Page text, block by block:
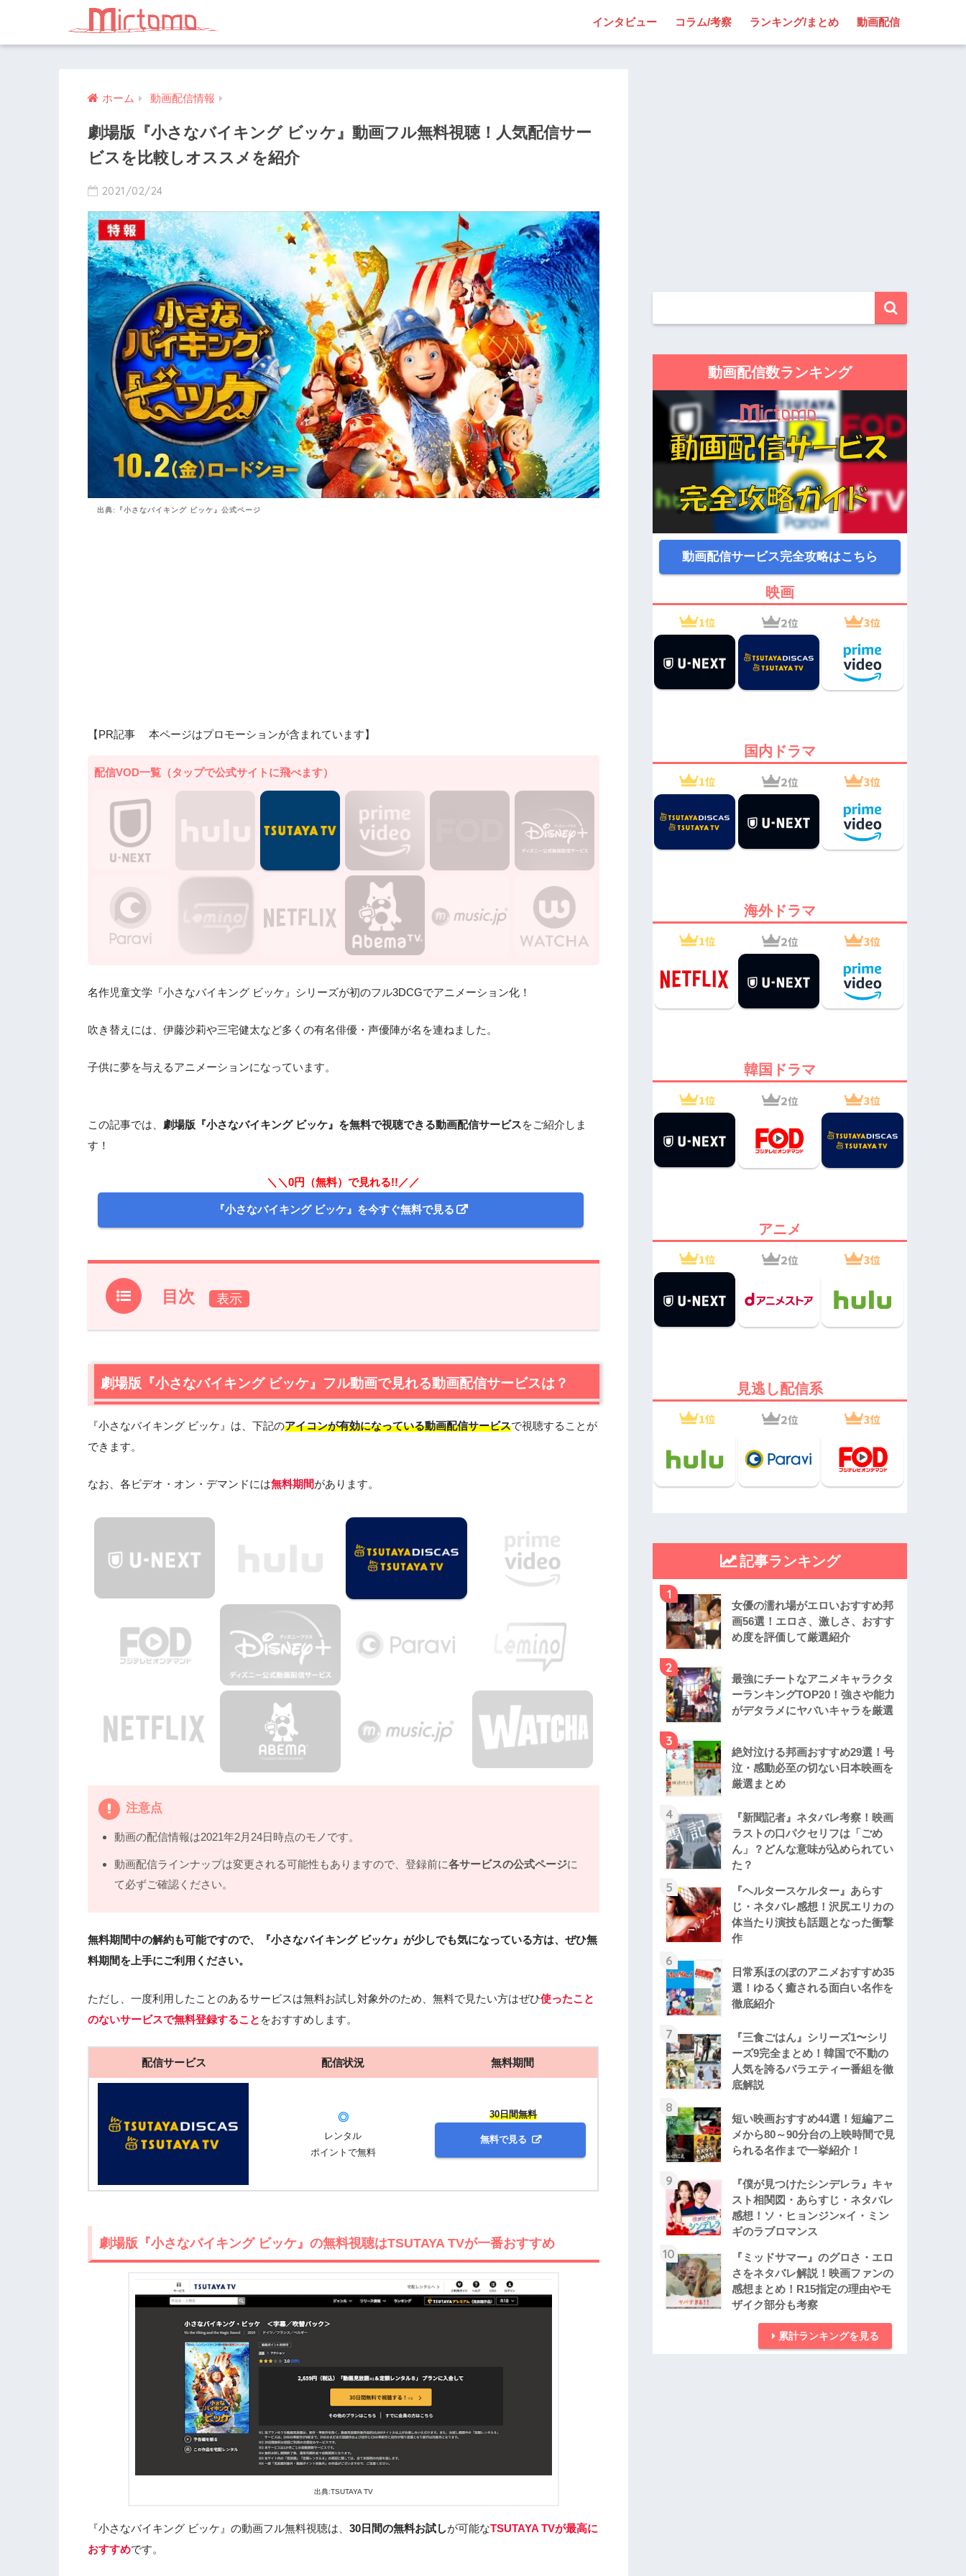
インタビュー コラム/考察 ランキング/まとめ 動画配信
ホーム 動画配信情報
劇場版『小さなバイキング ビッケ』動画フル無料視聴！人気配信サー
ビスを比較しオススメを紹介
2021/02/24
出典:『小さなバイキング ビッケ』公式ページ
【PR記事 本ページはプロモーションが含まれています】
配信VOD一覧（タップで公式サイトに飛べます）
名作児童文学『小さなバイキング ビッケ』シリーズが初のフル3DCGでアニメーション化！
吹き替えには、伊藤沙莉や三宅健太など多くの有名俳優・声優陣が名を連ねました。
子供に夢を与えるアニメーションになっています。
この記事では、 劇場版『小さなバイキング ビッケ』を無料で視聴できる動画配信サービスをご紹介しま
す！
＼＼0円（無料）で見れる!!／／
『小さなバイキング ビッケ』を今すぐ無料で見る
目次
1.劇場版『小さなバイキング ビッケ』フル動画で見れる動画配信サービスは？
2.劇場版『小さなバイキング ビッケ』作品情報
2.1劇場版『小さなバイキング ビッケ』あらすじ
2.2 劇場版『小さなバイキング ビッケ』感想・口コミ
2.3
3.1『ヒックとドラゴン』（2010年）
3.3 『ボス・ベイビー』（2017年）
劇場版『小さなバイキング ビッケ』の動画はDailymotionやPandoraではなく、配信サービス
5.劇場版『小さなバイキング ビッケ』動画フル無料視聴まとめ
劇場版『小さなバイキング ビッケ』フル動画で見れる動画配信サービスは？
『小さなバイキング ビッケ』は、下記のアイコンが有効になっている動画配信サービスで視聴することが
できます。
なお、各ビデオ・オン・デマンドには無料期間があります。
注意点
動画の配信情報は2021年2月24日時点のモノです。
動画配信ラインナップは変更される可能性もありますので、登録前に各サービスの公式ページに
て必ずご確認ください。
無料期間中の解約も可能ですので、『小さなバイキング ビッケ』が少しでも気になっている方は、ぜひ無
料期間を上手にご利用ください。
ただし、一度利用したことのあるサービスは無料お試し対象外のため、無料で見たい方はぜひ使ったこと
のないサービスで無料登録すること をおすすめします。
配信サービス 配信状況 無料期間
◎
レンタル
ポイントで無料
30日間無料
無料で見る
劇場版『小さなバイキング ビッケ』の無料視聴はTSUTAYA TVが一番おすすめ
出典:TSUTAYA TV
『小さなバイキング ビッケ』の動画フル無料視聴は、 30日間の無料お試しが可能なTSUTAYA TVが最高に
おすすめです。
動画配信数ランキング
動画配信サービス完全攻略はこちら
映画
国内ドラマ
海外ドラマ
韓国ドラマ
アニメ
見逃し配信系
記事ランキング
1
女優の濡れ場がエロいおすすめ邦
画56選！エロさ、激しさ、おすす
め度を評価して厳選紹介
2
最強にチートなアニメキャラクタ
ーランキングTOP20！強さや能力
がデタラメにヤバいキャラを厳選
3
絶対泣ける邦画おすすめ29選！号
泣・感動必至の切ない日本映画を
厳選まとめ
4
『新聞記者』ネタバレ考察！映画
ラストの口パクセリフは「ごめ
ん」？どんな意味が込められてい
た？
5
『ヘルタースケルター』あらす
じ・ネタバレ感想！沢尻エリカの
体当たり演技も話題となった衝撃
作
6
日常系ほのぼのアニメおすすめ35
選！ゆるく癒される面白い名作を
徹底紹介
7
『三食ごはん』シリーズ1〜シリ
ーズ9完全まとめ！韓国で不動の
人気を誇るバラエティー番組を徹
底解説
8
短い映画おすすめ44選！短編アニ
メから80～90分台の上映時間で見
られる名作まで一挙紹介！
9
『僕が見つけたシンデレラ』キャ
スト相関図・あらすじ・ネタバレ
感想！ソ・ヒョンジン×イ・ミン
ギのラブロマンス
10
『ミッドサマー』のグロさ・エロ
さをネタバレ解説！映画ファンの
感想まとめ！R15指定の理由やモ
ザイク部分も考察
累計ランキングを見る